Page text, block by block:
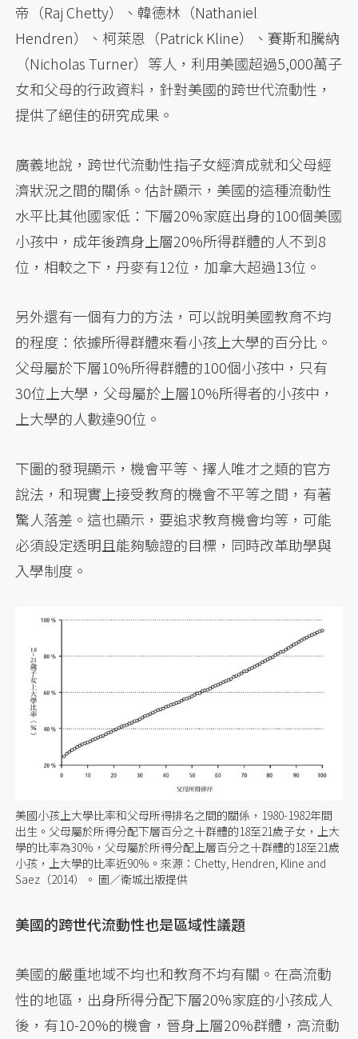
帝（Raj Chetty）、韓德林（Nathaniel
Hendren）、柯萊恩（Patrick Kline）、賽斯和騰納
（Nicholas Turner）等人，利用美國超過5,000萬子
女和父母的行政資料，針對美國的跨世代流動性，
提供了絕佳的研究成果。
廣義地說，跨世代流動性指子女經濟成就和父母經
濟狀況之間的關係。估計顯示，美國的這種流動性
水平比其他國家低：下層20%家庭出身的100個美國
小孩中，成年後躋身上層20%所得群體的人不到8
位，相較之下，丹麥有12位，加拿大超過13位。
另外還有一個有力的方法，可以說明美國教育不均
的程度：依據所得群體來看小孩上大學的百分比。
父母屬於下層10%所得群體的100個小孩中，只有
30位上大學，父母屬於上層10%所得者的小孩中，
上大學的人數達90位。
下圖的發現顯示，機會平等、擇人唯才之類的官方
說法，和現實上接受教育的機會不平等之間，有著
驚人落差。這也顯示，要追求教育機會均等，可能
必須設定透明且能夠驗證的目標，同時改革助學與
入學制度。
美國小孩上大學比率和父母所得排名之間的關係，1980-1982年間
出生。父母屬於所得分配下層百分之十群體的18至21歲子女，上大
學的比率為30%，父母屬於所得分配上層百分之十群體的18至21歲
小孩，上大學的比率近90%。來源：Chetty, Hendren, Kline and
Saez（2014）。 圖／衛城出版提供
美國的跨世代流動性也是區域性議題
美國的嚴重地域不均也和教育不均有關。在高流動
性的地區，出身所得分配下層20%家庭的小孩成人
後，有10-20%的機會，晉身上層20%群體，高流動